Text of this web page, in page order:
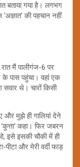
बताया गया है। लगभग
की पहचान नहीं
मैं पालीगंज-6 पर
पास पहुंचा। वहां एक
सवार थे। चारों किसी
और मुझे ही गालियां देने
कहा। फिर जबरन
इसकी चौकी में ही
और मेरी वर्दी फाड़